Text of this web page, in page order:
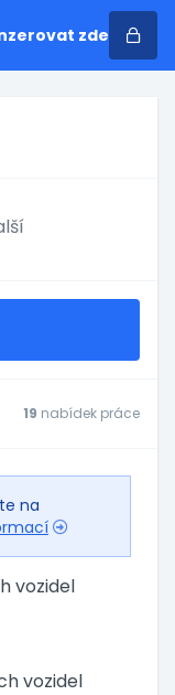
zde
19 nabídek práce
na
vozidel
vozidel